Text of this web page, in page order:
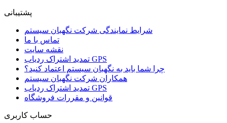
پشتیبانی
شرایط نمایندگی شرکت نگهبان سیستم
تماس با ما
نقشه سایت
تمدید اشتراک ردیاب GPS
چرا شما باید به نگهبان سیستم اعتماد کنید؟
همکاران شرکت نگهبان سیستم
تمدید اشتراک ردیاب GPS
قوانین و مقررات فروشگاه
حساب کاربری